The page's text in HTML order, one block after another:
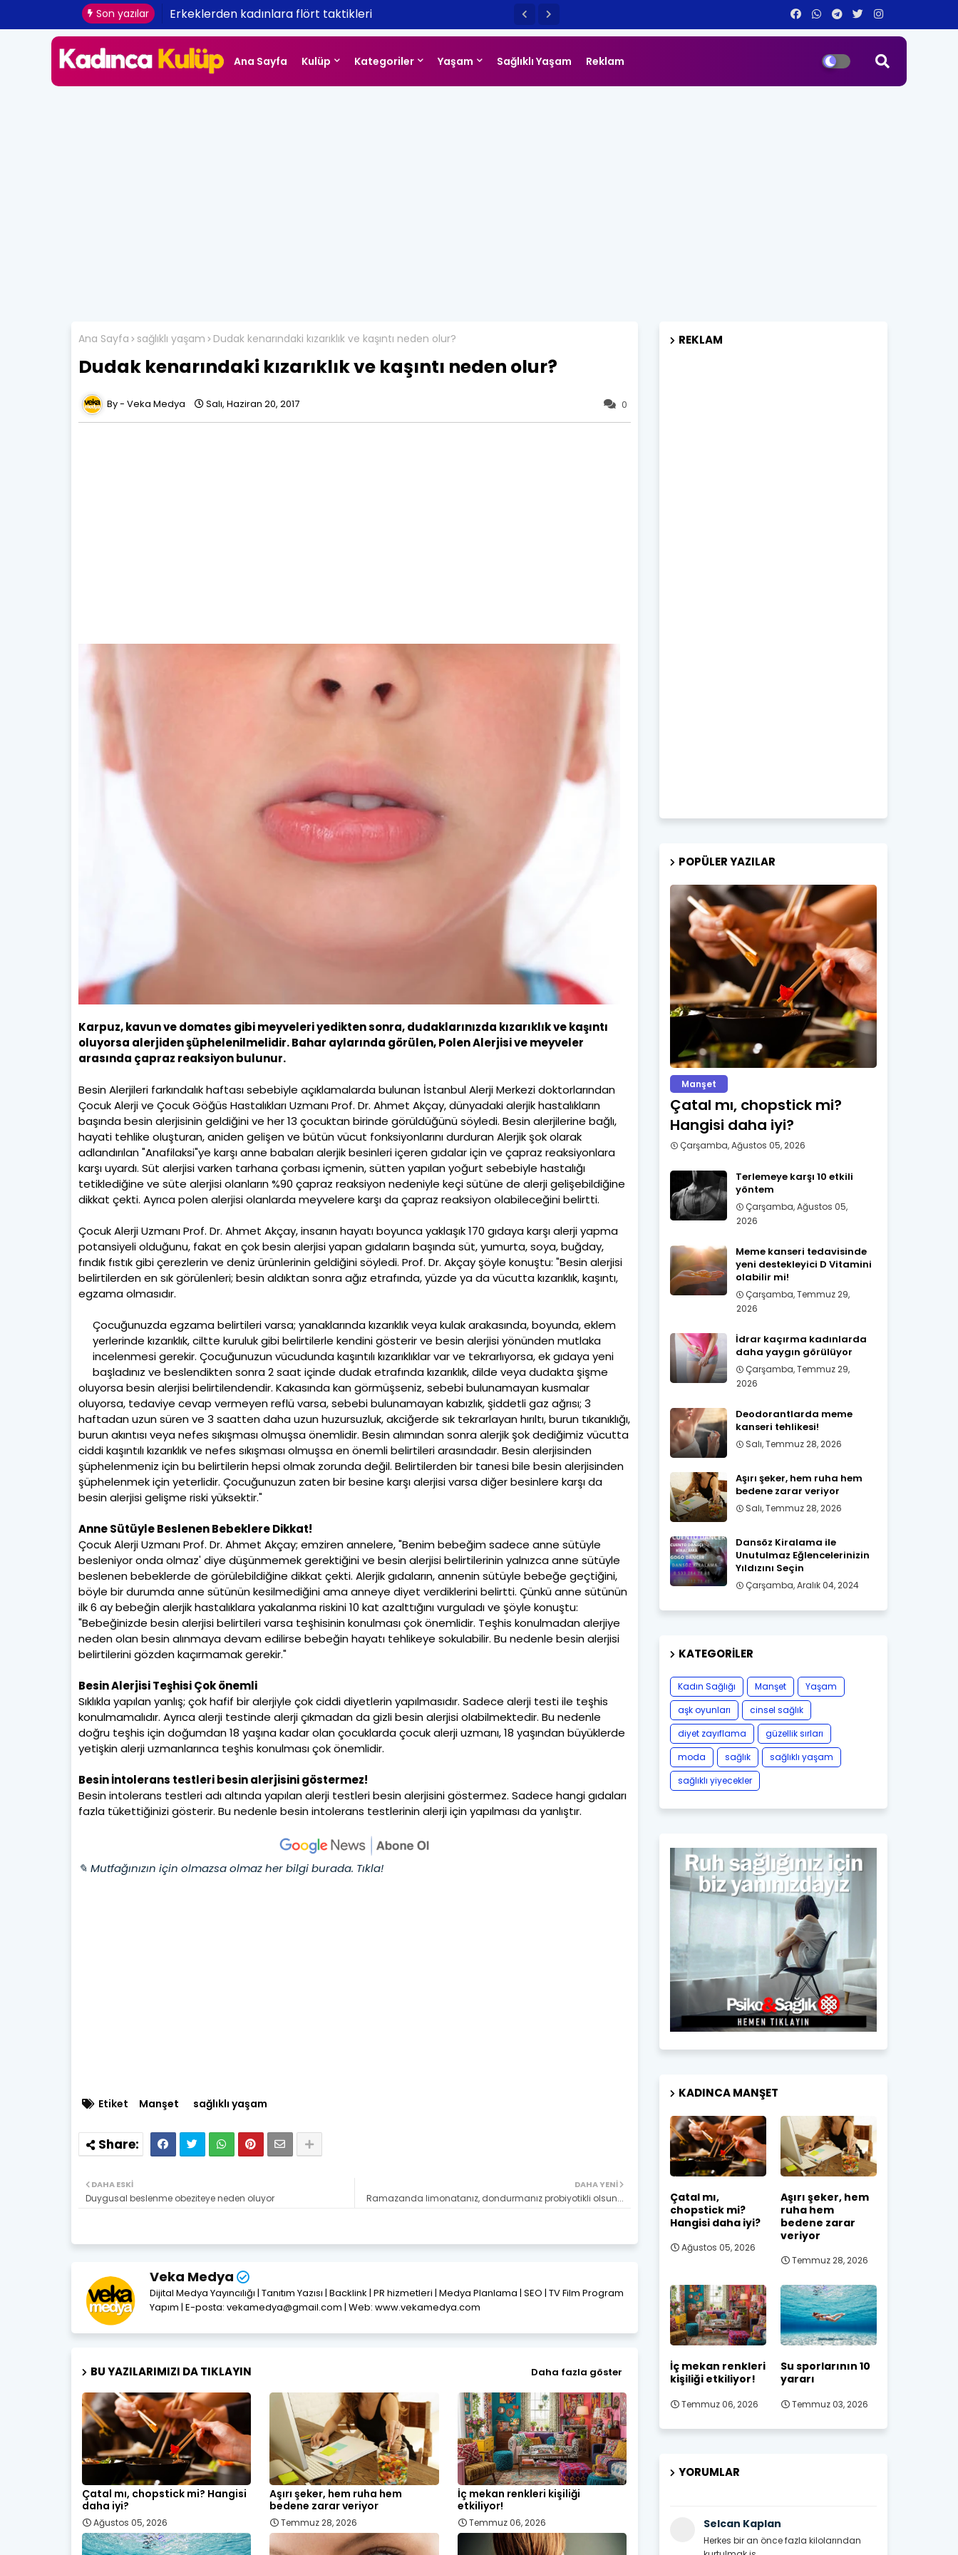
Son yazılar Erkeklerden kadınlara flört taktikleri
Ana Sayfa Kulüp Kategoriler Yaşam Sağlıklı Yaşam Reklam
Ana Sayfa sağlıklı yaşam Dudak kenarındaki kızarıklık ve kaşıntı neden olur?
Dudak kenarındaki kızarıklık ve kaşıntı neden olur?
0
Veka Medya Salı, Haziran 20, 2017
Karpuz, kavun ve domates gibi meyveleri yedikten sonra, dudaklarınızda kızarıklık ve kaşıntı
oluyorsa alerjiden şüphelenilmelidir. Bahar aylarında görülen, Polen Alerjisi ve meyveler
arasında çapraz reaksiyon bulunur.
Besin Alerjileri farkındalık haftası sebebiyle açıklamalarda bulunan İstanbul Alerji Merkezi doktorlarından
Çocuk Alerji ve Çocuk Göğüs Hastalıkları Uzmanı Prof. Dr. Ahmet Akçay, dünyadaki alerjik hastalıkların
başında besin alerjisinin geldiğini ve her 13 çocuktan birinde görüldüğünü söyledi. Besin alerjilerine bağlı,
hayati tehlike oluşturan, aniden gelişen ve bütün vücut fonksiyonlarını durduran Alerjik şok olarak
adlandırılan "Anafilaksi"ye karşı anne babaları alerjik besinleri içeren gıdalar için ve çapraz reaksiyonlara
karşı uyardı. Süt alerjisi varken tarhana çorbası içmenin, sütten yapılan yoğurt sebebiyle hastalığı
tetiklediğine ve süte alerjisi olanların %90 çapraz reaksiyon nedeniyle keçi sütüne de alerji gelişebildiğine
dikkat çekti. Ayrıca polen alerjisi olanlarda meyvelere karşı da çapraz reaksiyon olabileceğini belirtti.
Çocuk Alerji Uzmanı Prof. Dr. Ahmet Akçay, insanın hayatı boyunca yaklaşık 170 gıdaya karşı alerji yapma
potansiyeli olduğunu, fakat en çok besin alerjisi yapan gıdaların başında süt, yumurta, soya, buğday,
fındık fıstık gibi çerezlerin ve deniz ürünlerinin geldiğini söyledi. Prof. Dr. Akçay şöyle konuştu: "Besin alerjisi
belirtilerden en sık görülenleri; besin aldıktan sonra ağız etrafında, yüzde ya da vücutta kızarıklık, kaşıntı,
egzama olmasıdır.
Çocuğunuzda egzama belirtileri varsa; yanaklarında kızarıklık veya kulak arakasında, boyunda, eklem
yerlerinde kızarıklık, ciltte kuruluk gibi belirtilerle kendini gösterir ve besin alerjisi yönünden mutlaka
incelenmesi gerekir. Çocuğunuzun vücudunda kaşıntılı kızarıklıklar var ve tekrarlıyorsa, ek gıdaya yeni
başladınız ve beslendikten sonra 2 saat içinde dudak etrafında kızarıklık, dilde veya dudakta şişme
oluyorsa besin alerjisi belirtilendendir. Kakasında kan görmüşseniz, sebebi bulunamayan kusmalar
oluyorsa, tedaviye cevap vermeyen reflü varsa, sebebi bulunamayan kabızlık, şiddetli gaz ağrısı; 3
haftadan uzun süren ve 3 saatten daha uzun huzursuzluk, akciğerde sık tekrarlayan hırıltı, burun tıkanıklığı,
burun akıntısı veya nefes sıkışması olmuşsa önemlidir. Besin alımından sonra alerjik şok dediğimiz vücutta
ciddi kaşıntılı kızarıklık ve nefes sıkışması olmuşsa en önemli belirtileri arasındadır. Besin alerjisinden
şüphelenmeniz için bu belirtilerin hepsi olmak zorunda değil. Belirtilerden bir tanesi bile besin alerjisinden
şüphelenmek için yeterlidir. Çocuğunuzun zaten bir besine karşı alerjisi varsa diğer besinlere karşı da
besin alerjisi gelişme riski yüksektir."
Anne Sütüyle Beslenen Bebeklere Dikkat!
Çocuk Alerji Uzmanı Prof. Dr. Ahmet Akçay; emziren annelere, "Benim bebeğim sadece anne sütüyle
besleniyor onda olmaz' diye düşünmemek gerektiğini ve besin alerjisi belirtilerinin yalnızca anne sütüyle
beslenen bebeklerde de görülebildiğine dikkat çekti. Alerjik gıdaların, annenin sütüyle bebeğe geçtiğini,
böyle bir durumda anne sütünün kesilmediğini ama anneye diyet verdiklerini belirtti. Çünkü anne sütünün
ilk 6 ay bebeğin alerjik hastalıklara yakalanma riskini 10 kat azalttığını vurguladı ve şöyle konuştu:
"Bebeğinizde besin alerjisi belirtileri varsa teşhisinin konulması çok önemlidir. Teşhis konulmadan alerjiye
neden olan besin alınmaya devam edilirse bebeğin hayatı tehlikeye sokulabilir. Bu nedenle besin alerjisi
belirtilerini gözden kaçırmamak gerekir."
Besin Alerjisi Teşhisi Çok önemli
Sıklıkla yapılan yanlış; çok hafif bir alerjiyle çok ciddi diyetlerin yapılmasıdır. Sadece alerji testi ile teşhis
konulmamalıdır. Ayrıca alerji testinde alerji çıkmadan da gizli besin alerjisi olabilmektedir. Bu nedenle
doğru teşhis için doğumdan 18 yaşına kadar olan çocuklarda çocuk alerji uzmanı, 18 yaşından büyüklerde
yetişkin alerji uzmanlarınca teşhis konulması çok önemlidir.
Besin İntolerans testleri besin alerjisini göstermez!
Besin intolerans testleri adı altında yapılan alerji testleri besin alerjisini göstermez. Sadece hangi gıdaları
fazla tükettiğinizi gösterir. Bu nedenle besin intolerans testlerinin alerji için yapılması da yanlıştır.
✎ Mutfağınızın için olmazsa olmaz her bilgi burada. Tıkla!
Etiket Manşet sağlıklı yaşam
DAHA YENI
Ramazanda limonatanız, dondurmanız probiyotikli olsun...
DAHA ESKI
Duygusal beslenme obeziteye neden oluyor
Veka Medya
Dijital Medya Yayıncılığı | Tanıtım Yazısı | Backlink | PR hizmetleri | Medya Planlama | SEO | TV Film Program
Yapım | E-posta: vekamedya@gmail.com | Web: www.vekamedya.com
BU YAZILARIMIZI DA TIKLAYIN Daha fazla göster
Çatal mı, chopstick mi? Hangisi
daha iyi?
Ağustos 05, 2026
Aşırı şeker, hem ruha hem
bedene zarar veriyor
Temmuz 28, 2026
İç mekan renkleri kişiliği
etkiliyor!
Temmuz 06, 2026
REKLAM
POPÜLER YAZILAR
Manşet
Çatal mı, chopstick mi?
Hangisi daha iyi?
Çarşamba, Ağustos 05, 2026
Terlemeye karşı 10 etkili
yöntem
Çarşamba, Ağustos 05,
2026
Meme kanseri tedavisinde
yeni destekleyici D Vitamini
olabilir mi!
Çarşamba, Temmuz 29,
2026
İdrar kaçırma kadınlarda
daha yaygın görülüyor
Çarşamba, Temmuz 29,
2026
Deodorantlarda meme
kanseri tehlikesi!
Salı, Temmuz 28, 2026
Aşırı şeker, hem ruha hem
bedene zarar veriyor
Salı, Temmuz 28, 2026
Dansöz Kiralama ile
Unutulmaz Eğlencelerinizin
Yıldızını Seçin
Çarşamba, Aralık 04, 2024
KATEGORILER
Kadın Sağlığı Manşet
Yaşam
aşk oyunları
cinsel sağlık
diyet zayıflama
güzellik sırları
moda
sağlık
sağlıklı yaşam
sağlıklı yiyecekler
KADINCA MANŞET
Çatal mı,
chopstick mi?
Hangisi daha iyi?
Ağustos 05, 2026
Aşırı şeker, hem
ruha hem
bedene zarar
veriyor
Temmuz 28, 2026
İç mekan renkleri
kişiliği etkiliyor!
Temmuz 06, 2026
Su sporlarının 10
yararı
Temmuz 03, 2026
YORUMLAR
Selcan Kaplan
Herkes bir an önce fazla kilolarından